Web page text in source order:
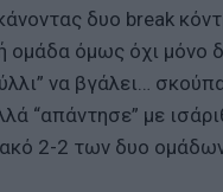
δυο break
ομάδα όμως όχι μόνο
να βγάλει…
“απάντησε” με
2-2 των δυο